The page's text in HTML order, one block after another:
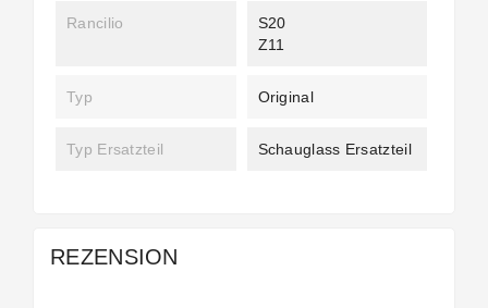
Rancilio
S20
Z11
Typ Original
Typ Ersatzteil Schauglass Ersatzteil
REZENSION